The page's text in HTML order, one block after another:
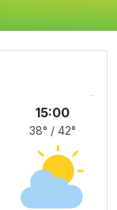
15:00
38° / 42°